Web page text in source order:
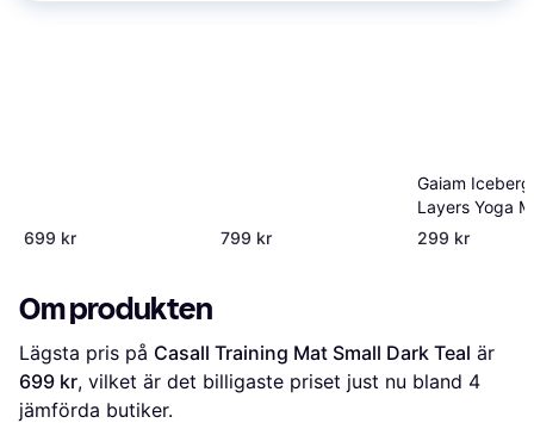
699 kr 799 kr
Gaiam
Layers Yoga
Basic Green
299 kr
Om produkten
Lägsta pris på Casall Training Mat Small Dark Teal
699 kr, vilket är det billigaste priset just nu bland 4
jämförda butiker.